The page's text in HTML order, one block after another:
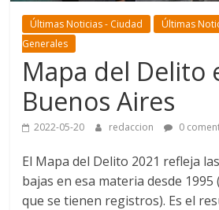
Últimas Noticias - Ciudad
Últimas
Generales
Mapa del Delito
Buenos Aires
2022-05-20 redaccion 0
El Mapa del Delito 2021 refleja
bajas en esa materia desde
que se tienen registros). Es el